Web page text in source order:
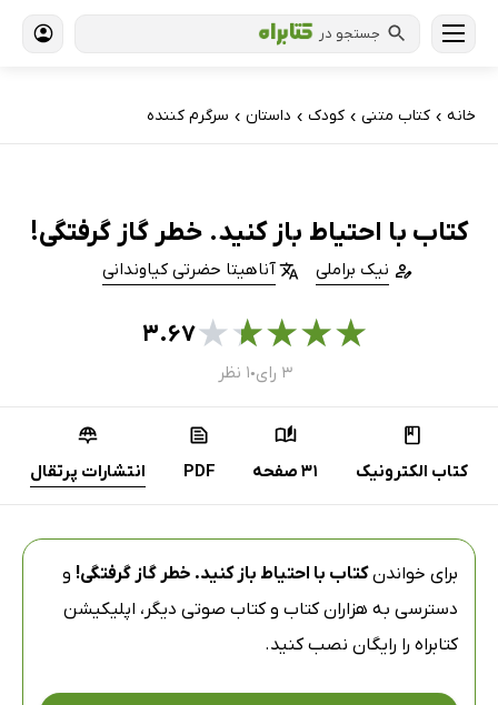
جستجو در
خانه › کتاب‌ متنی › کودک › داستان › سرگرم کننده
کتاب با احتیاط باز کنید. خطر گاز گرفتگی!
نیک براملی آناهیتا حضرتی کیاوندانی
★
★
★
★
★۳.۶۷
۳ رای ● ۱ نظر
کتاب الکترونیک 31 صفحه PDF انتشارات پرتقال
برای خواندنکتاب با احتیاط باز کنید. خطر گاز گرفتگی! و
دسترسی به هزاران کتاب و کتاب صوتی دیگر، اپلیکیشن
کتابراه را رایگان نصب کنید.